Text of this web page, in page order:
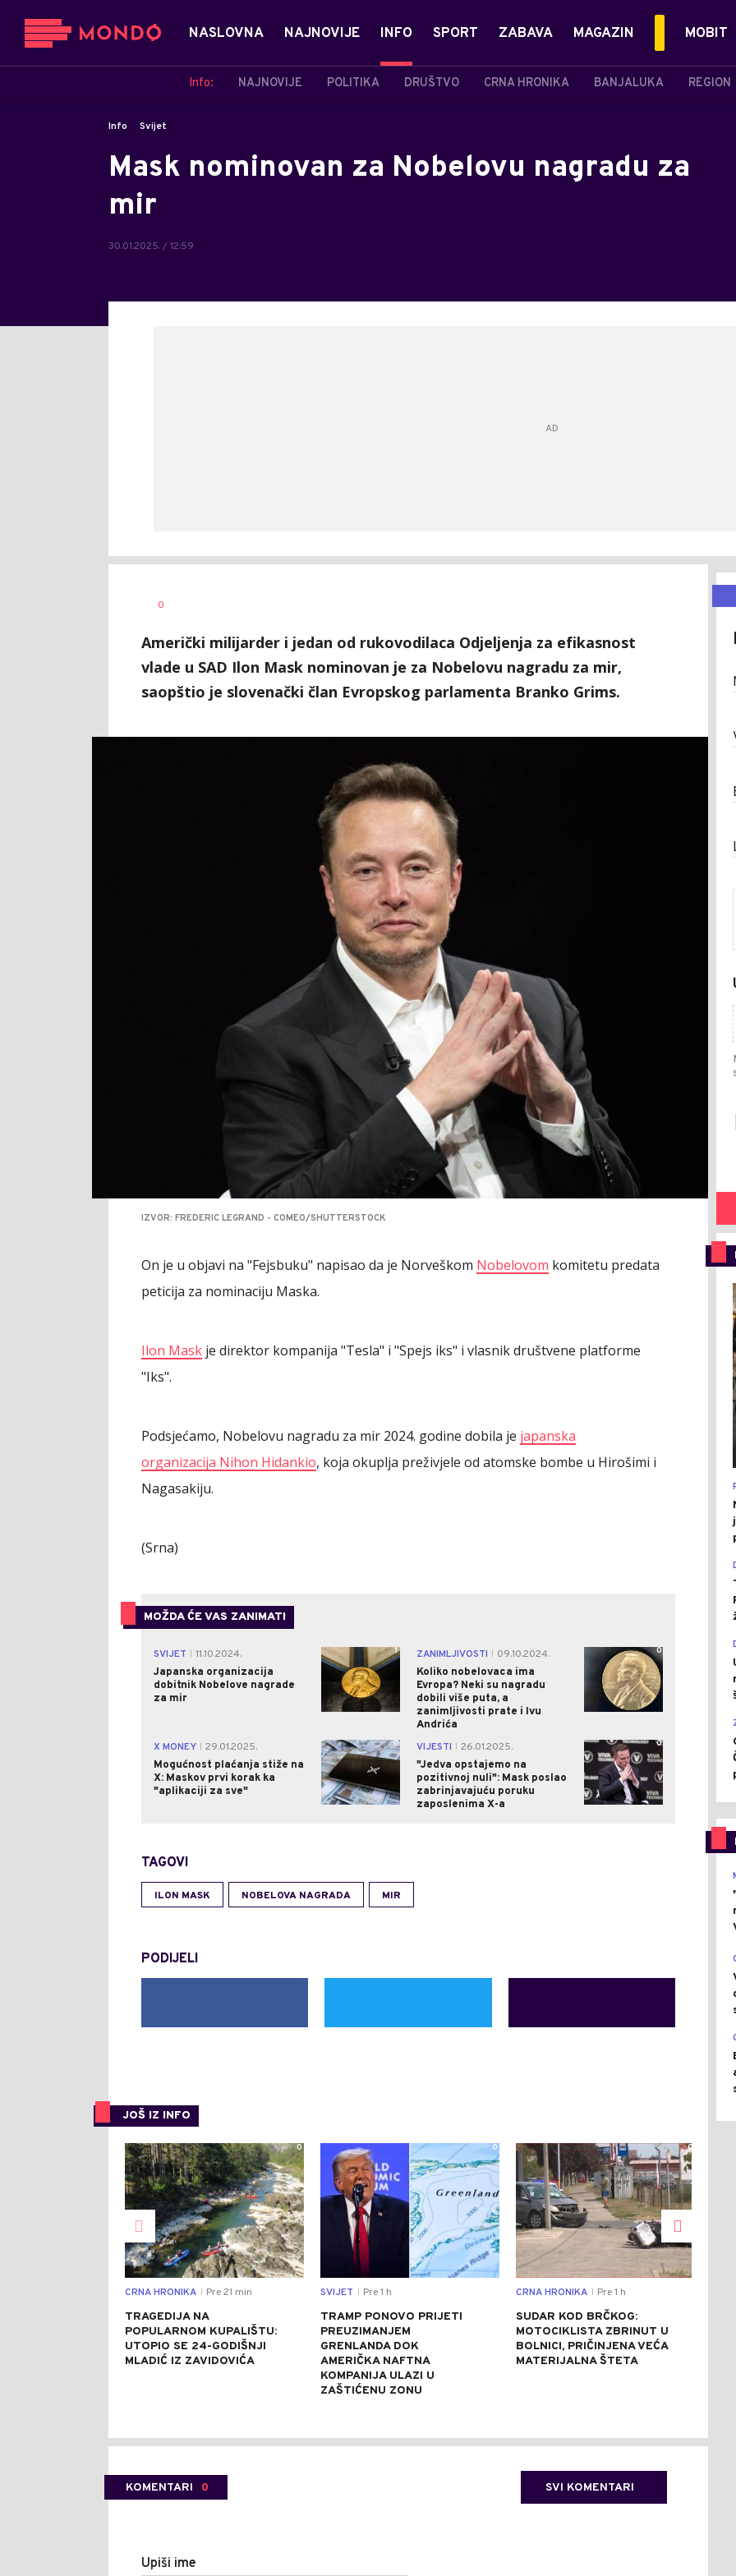
NASLOVNA NAJNOVIJE INFO
Info: NAJNOVIJE POLITIKA DRUŠTVO CRNA HRONIKA BANJALUKA REGION
SPORT ZABAVA MAGAZIN MOBIT
Info Svijet
Mask nominovan za Nobelovu nagradu za
mir
30.01.2025. / 12:59
AUTOR
0
Američki milijarder i jedan od rukovodilaca Odjeljenja za efikasnost
vlade u SAD Ilon Mask nominovan je za Nobelovu nagradu za mir,
saopštio je slovenački član Evropskog parlamenta Branko Grims.
IZVOR: FREDERIC LEGRAND - COMEO/SHUTTERSTOCK
On je u objavi na "Fejsbuku" napisao da je Norveškom Nobelovom komitetu predata
peticija za nominaciju Maska.
Ilon Mask je direktor kompanija "Tesla" i "Spejs iks" i vlasnik društvene platforme
"Iks".
Podsjećamo, Nobelovu nagradu za mir 2024. godine dobila je japanska
organizacija Nihon Hidankio, koja okuplja preživjele od atomske bombe u Hirošimi i
Nagasakiju.
(Srna)
MOŽDA ĆE VAS ZANIMATI
SVIJET
11.10.2024.
Japanska organizacija
dobitnik Nobelove nagrade
za mir
1 ZANIMLJIVOSTI
09.10.2024.
Koliko nobelovaca ima
Evropa? Neki su nagradu
dobili više puta, a
zanimljivosti prate i Ivu
Andrića
0
X MONEY
29.01.2025.
Mogućnost plaćanja stiže na
X: Maskov prvi korak ka
"aplikaciji za sve"
0 VIJESTI
26.01.2025.
"Jedva opstajemo na
pozitivnoj nuli": Mask poslao
zabrinjavajuću poruku
zaposlenima X-a
0
TAGOVI
ILON MASK NOBELOVA NAGRADA MIR
PODIJELI
JOŠ IZ INFO
0
CRNA HRONIKA Pre 21 min
TRAGEDIJA NA
POPULARNOM KUPALIŠTU:
UTOPIO SE 24-GODIŠNJI
MLADIĆ IZ ZAVIDOVIĆA
0
SVIJET Pre 1 h
TRAMP PONOVO PRIJETI
PREUZIMANJEM
GRENLANDA DOK
AMERIČKA NAFTNA
KOMPANIJA ULAZI U
ZAŠTIĆENU ZONU
0
CRNA HRONIKA Pre 1 h
SUDAR KOD BRČKOG:
MOTOCIKLISTA ZBRINUT U
BOLNICI, PRIČINJENA VEĆA
MATERIJALNA ŠTETA
KOMENTARI 0 SVI KOMENTARI
Upiši ime